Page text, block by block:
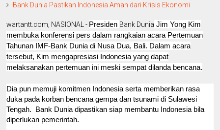
Bank Dunia Pastikan Indonesia Aman dari Krisis Ekonomi
wartantt.com, NASIONAL - Presiden Bank Dunia Jim Yong Kim
membuka konferensi pers dalam rangkaian acara Pertemuan
Tahunan IMF-Bank Dunia di Nusa Dua, Bali. Dalam acara
tersebut, Kim mengapresiasi Indonesia yang dapat
melaksanakan pertemuan ini meski sempat dilanda bencana.
Dia pun memuji komitmen Indonesia serta memberikan rasa
duka pada korban bencana gempa dan tsunami di Sulawesi
Tengah. Bank Dunia dipastikan siap membantu Indonesia bila
diperlukan pemerintah.